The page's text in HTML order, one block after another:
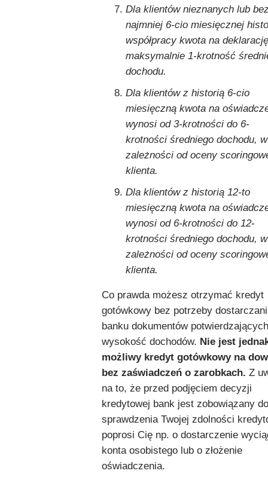
Dla klientów nieznanych lub
najmniej 6-cio miesięcznej
współpracy kwota na
maksymalnie 1-krotność
dochodu.
Dla klientów z historią 6-cio
miesięczną kwota na
wynosi od 3-krotności do 6-
krotności średniego dochodu, w
zależności od oceny
klienta.
Dla klientów z historią 12-to
miesięczną kwota na
wynosi od 6-krotności do 12-
krotności średniego dochodu, w
zależności od oceny
klienta.
Co prawda możesz otrzymać kredyt
gotówkowy bez potrzeby
banku dokumentów potwierdzających
wysokość dochodów. Nie jest
możliwy kredyt gotówkowy na
bez zaświadczeń o zarobkach. Z
na to, że przed podjęciem decyzji
kredytowej bank jest zobowiązany do
sprawdzenia Twojej zdolności
poprosi Cię np. o dostarczenie
konta osobistego lub o złożenie
oświadczenia.